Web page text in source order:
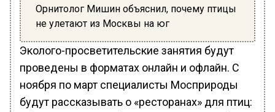
Орнитолог Мишин объяснил, почему птицы
не улетают из Москвы на юг
Эколого-просветительские занятия будут
проведены в форматах онлайн и офлайн. С
ноября по март специалисты Мосприроды
будут рассказывать о «ресторанах» для птиц: